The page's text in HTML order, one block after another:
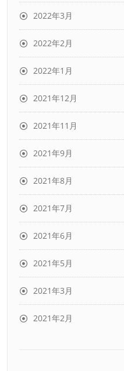
2022年3月
2022年2月
2022年1月
2021年12月
2021年11月
2021年9月
2021年8月
2021年7月
2021年6月
2021年5月
2021年3月
2021年2月